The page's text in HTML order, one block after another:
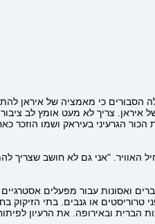
כי מאמציה של איראן
איראן. צריך לא מעט אומץ לב
הגרעיני בעיראק ושמו הוזכר
"אני גם לא חושב שצריך
ואסונות עבור מפעלים
או גנבים. בתי הזיקוק